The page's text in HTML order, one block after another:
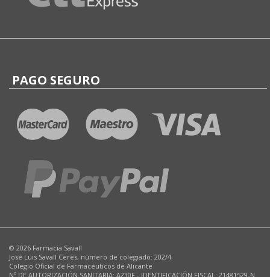
PAGO SEGURO
© 2026 Farmacia Savall
José Luis Savall Ceres, número de colegiado: 202/4
Colegio Oficial de Farmacéuticos de Alicante
Nº DE AUTORIZACIÓN SANITARIA: A230F - IDENTIFICACIÓN FISCAL: 21481529-N